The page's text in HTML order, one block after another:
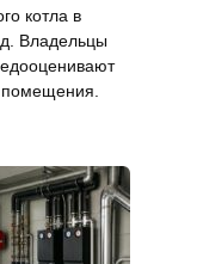
котла в
Владельцы
помещения.